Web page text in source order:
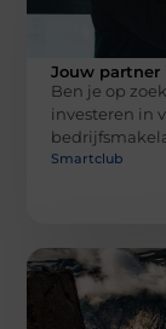
Jouw partner
Ben je op
investeren in
Smartclub